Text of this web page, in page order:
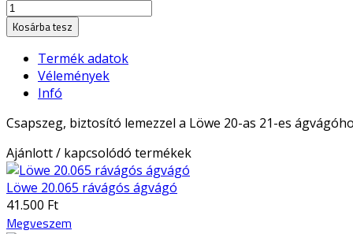
Kosárba tesz
Termék adatok
Vélemények
Infó
Csapszeg, biztosító lemezzel a Löwe 20-as 21-es
Ajánlott / kapcsolódó termékek
Löwe 20.065 rávágós ágvágó
41.500 Ft
Megveszem